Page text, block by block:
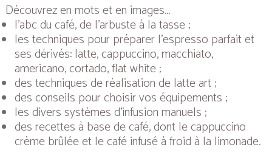
Découvrez en mots et en images...
l’abc du café, de l’arbuste à la tasse ;
les techniques pour préparer l'espresso parfait et
ses dérivés: latte, cappuccino, macchiato,
americano, cortado, flat white ;
des techniques de réalisation de latte art ;
des conseils pour choisir vos équipements ;
les divers systèmes d’infusion manuels ;
des recettes à base de café, dont le cappuccino
crème brûlée et le café infusé à froid à la limonade.